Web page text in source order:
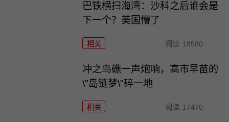
巴铁横扫海湾：沙科之后谁会是
下一个？美国懵了
相关 阅读 18580
冲之鸟礁一声炮响，高市早苗的
\"岛链梦\"碎一地
相关 阅读 17470